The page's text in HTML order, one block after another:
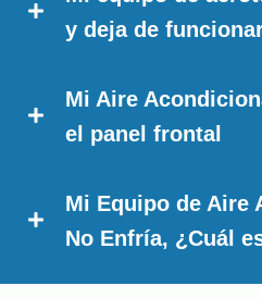
y deja de
Mi Aire
el panel frontal
Mi Equipo de Aire
No Enfría, ¿Cuál